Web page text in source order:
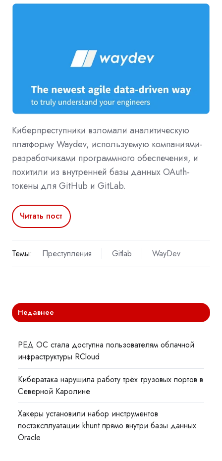
Киберпреступники взломали аналитическую
платформу Waydev, используемую компаниями-
разработчиками программного обеспечения, и
похитили из внутренней базы данных OAuth-
токены для GitHub и GitLab.
Читать пост
Темы: Преступления Gitlab WayDev
Недавнее
РЕД ОС стала доступна пользователям облачной
инфраструктуры RCloud
Кибератака нарушила работу трёх грузовых портов в
Северной Каролине
Хакеры установили набор инструментов
постэксплуатации khunt прямо внутри базы данных
Oracle